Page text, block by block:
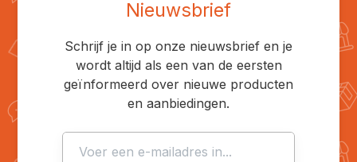
Nieuwsbrief
Schrijf je in op onze nieuwsbrief en je
wordt altijd als een van de eersten
geïnformeerd over nieuwe producten
en aanbiedingen.